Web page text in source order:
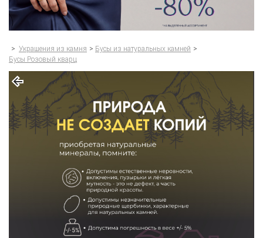
> Украшения из камня > Бусы из натуральных камней >
Бусы Розовый кварц